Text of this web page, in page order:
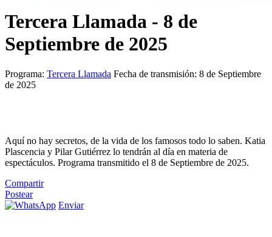
Tercera Llamada - 8 de
Septiembre de 2025
Programa: Tercera Llamada Fecha de transmisión: 8 de Septiembre
de 2025
Aquí no hay secretos, de la vida de los famosos todo lo saben. Katia
Plascencia y Pilar Gutiérrez lo tendrán al día en materia de
espectáculos. Programa transmitido el 8 de Septiembre de 2025.
Compartir
Postear
Enviar